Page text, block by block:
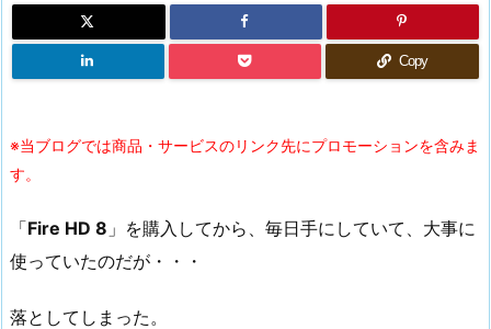
Copy
※当ブログでは商品・サービスのリンク先にプロモーションを含みま
す。
「Fire HD 8 」を購入してから、毎日手にしていて、大事に
使っていたのだが・・・
落としてしまった。